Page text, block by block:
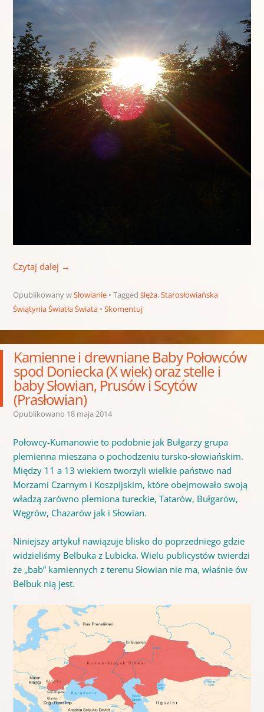
Czytaj dalej →
Opublikowany wSłowianie Tagged ślęża,Starosłowiańska
Świątynia Światła Świata
Skomentuj
Kamienne i drewniane Baby Połowców
spod Doniecka (X wiek) oraz stelle i
baby Słowian, Prusów i Scytów
(Prasłowian)
Opublikowano 18 maja 2014
Połowcy-Kumanowie to podobnie jak Bułgarzy grupa
plemienna mieszana o pochodzeniu tursko-słowiańskim.
Między 11 a 13 wiekiem tworzyli wielkie państwo nad
Morzami Czarnym i Koszpijskim, które obejmowało swoją
władzą zarówno plemiona tureckie, Tatarów, Bułgarów,
Węgrów, Chazarów jak i Słowian.
Niniejszy artykuł nawiązuje blisko do poprzedniego gdzie
widzieliśmy Belbuka z Lubicka. Wielu publicystów twierdzi
że „bab” kamiennych z terenu Słowian nie ma, właśnie ów
Belbuk nią jest.